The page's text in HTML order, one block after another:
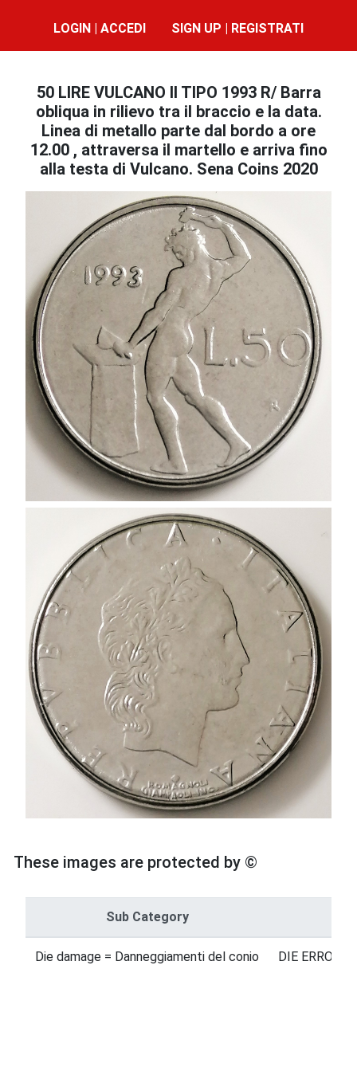
LOGIN | ACCEDI SIGN UP | REGISTRATI
50 LIRE VULCANO II TIPO 1993 R/ Barra
obliqua in rilievo tra il braccio e la data.
Linea di metallo parte dal bordo a ore
12.00 , attraversa il martello e arriva fino
alla testa di Vulcano. Sena Coins 2020
These images are protected by ©
Sub Category
Die damage = Danneggiamenti del conio DIE ERRORS